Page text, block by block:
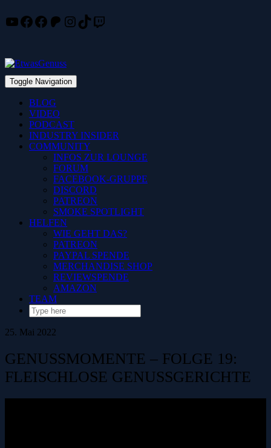
Skip
YouTube
Facebook
Facebook
Patreon
Instagram
TikTok
Twitch
Toggle Navigation
BLOG
VIDEO
PODCAST
INDUSTRY INSIDER
COMMUNITY
INFOS ZUR LOUNGE
FORUM
FACEBOOK-GRUPPE
DISCORD
PATREON
SMOKE SPOTLIGHT
HELFEN
WIE GEHT DAS?
PATREON
PAYPAL SPENDE
MERCHANDISE SHOP
REVIEWSPENDE
AMAZON
TEAM
25. Mai 2022
GENUSSMOMENTE – FOLGE 19:
FLEISCHLOSE GENUSSGERICHTE